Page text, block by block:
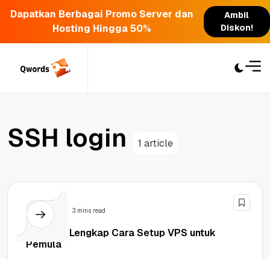
Dapatkan Berbagai Promo Server dan
Hosting Hingga 50%
Ambil
Diskon!
SSH login 1 article
Server 3 mins read
Panduan Lengkap Cara Setup VPS untuk
Pemula